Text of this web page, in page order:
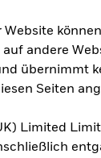
andere
übernimmt
Seiten
Limited